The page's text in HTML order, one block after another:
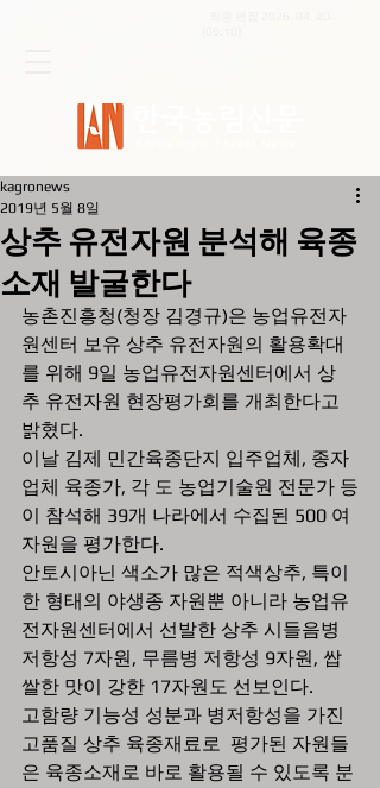
상추 유전자원 분석해 육종
소재 발굴한다
kagronews
2019년 5월 8일
농촌진흥청(청장 김경규)은 농업유전자
원센터 보유 상추 유전자원의 활용확대
를 위해 9일 농업유전자원센터에서 상
추 유전자원 현장평가회를 개최한다고
밝혔다.
이날 김제 민간육종단지 입주업체, 종자
업체 육종가, 각 도 농업기술원 전문가 등
이 참석해 39개 나라에서 수집된 500 여
자원을 평가한다.
안토시아닌 색소가 많은 적색상추, 특이
한 형태의 야생종 자원뿐 아니라 농업유
전자원센터에서 선발한 상추 시들음병
저항성 7자원, 무름병 저항성 9자원, 쌉
쌀한 맛이 강한 17자원도 선보인다.
고함량 기능성 성분과 병저항성을 가진
고품질 상추 육종재료로  평가된 자원들
은 육종소재로 바로 활용될 수 있도록 분